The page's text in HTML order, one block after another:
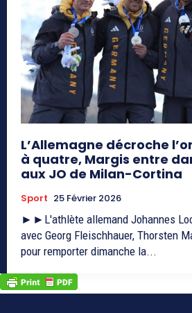
L’Allemagne décroche
à quatre, Margis entre
aux JO de Milan-Cortina
Sport 25 Février 2026
►►L'athlète allemand Johannes
avec Georg Fleischhauer, Thorsten
pour remporter dimanche la...